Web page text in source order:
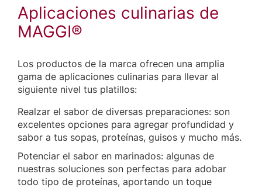
Aplicaciones culinarias de
MAGGI®
Los productos de la marca ofrecen una amplia
gama de aplicaciones culinarias para llevar al
siguiente nivel tus platillos:
Realzar el sabor de diversas preparaciones: son
excelentes opciones para agregar profundidad y
sabor a tus sopas, proteínas, guisos y mucho más.
Potenciar el sabor en marinados: algunas de
nuestras soluciones son perfectas para adobar
todo tipo de proteínas, aportando un toque